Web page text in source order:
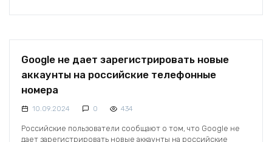
Google не дает зарегистрировать новые
аккаунты на российские телефонные
номера
10.09.2024 0 434
Российские пользователи сообщают о том, что Google не
дает зарегистрировать новые аккаунты на российские